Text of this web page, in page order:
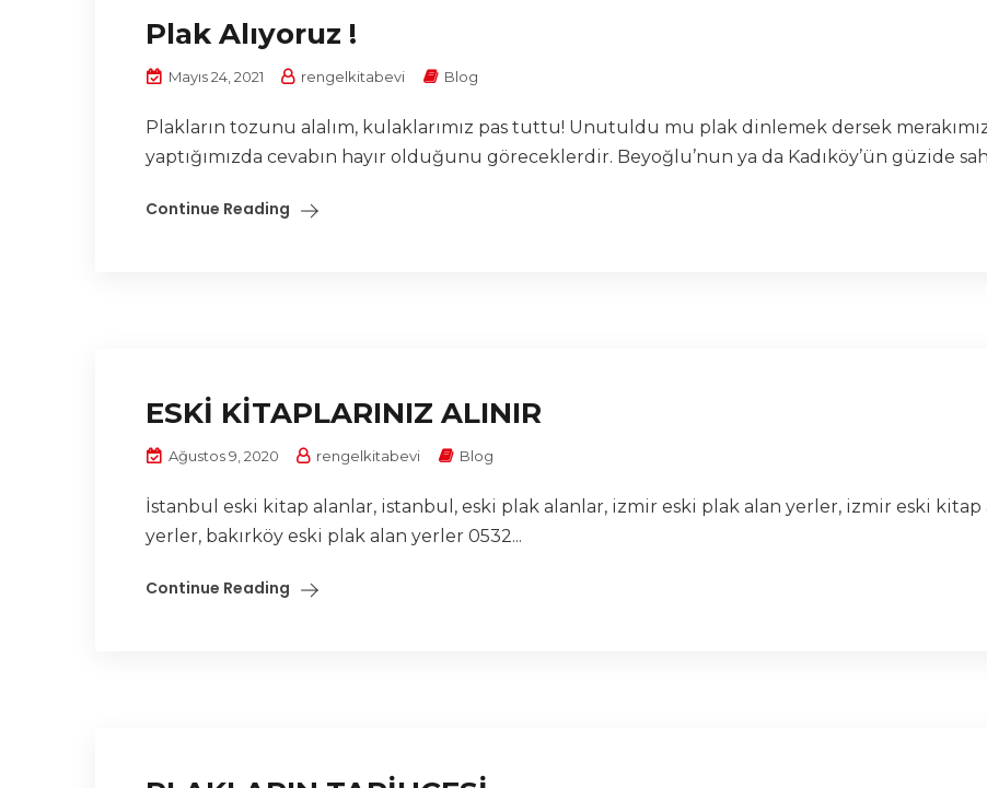
Plak Alıyoruz !
Mayıs 24, 2021 rengelkitabevi Blog
Plakların tozunu alalım, kulaklarımız pas tuttu! Unutuldu mu plak dinlemek dersek
yaptığımızda cevabın hayır olduğunu göreceklerdir. Beyoğlu’nun ya da Kadıköy’ün güzide
Continue Reading
ESKİ KİTAPLARINIZ ALINIR
Ağustos 9, 2020 rengelkitabevi Blog
İstanbul eski kitap alanlar, istanbul, eski plak alanlar, izmir eski plak alan yerler, izmir eski
yerler, bakırköy eski plak alan yerler 0532...
Continue Reading